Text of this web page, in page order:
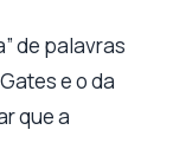
de palavras
e o da
que a